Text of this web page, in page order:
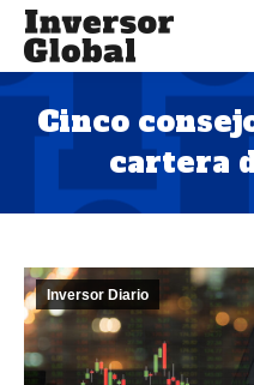
Cinco
cartera
Inversor Diario